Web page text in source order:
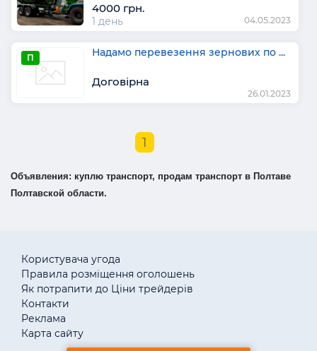
4000 грн.
1 день 04.05.2023
П Надамо перевезення зернових по ...
Договірна
26.01.2023
1
Объявления: куплю транспорт, продам транспорт в Полтаве
Полтавской области.
Користувача угода
Правила розміщення оголошень
Як потрапити до Ціни трейдерів
Контакти
Реклама
Карта сайту